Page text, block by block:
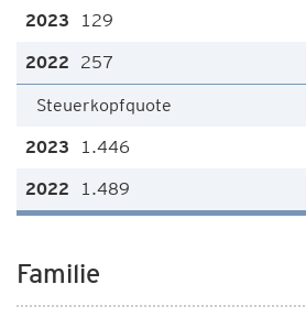
129
257
Steuerkopfquote
1.446
1.489
Familie